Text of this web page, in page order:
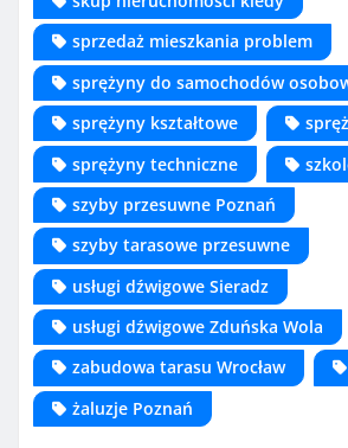
sprzedaż mieszkania problem
sprężyny do samochodów
sprężyny kształtowe
sprężyny techniczne
szyby przesuwne Poznań
szyby tarasowe przesuwne
usługi dźwigowe Sieradz
usługi dźwigowe Zduńska Wola
zabudowa tarasu Wrocław
żaluzje Poznań